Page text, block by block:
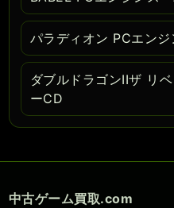
パラディオン PCエン
ダブルドラゴンIIザ リ
ーCD
中古ゲーム買取.com